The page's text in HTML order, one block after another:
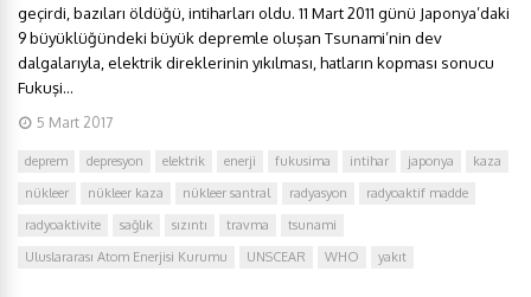
geçirdi, bazıları öldüğü, intiharları oldu. 11 Mart 2011 günü Japonya’daki
9 büyüklüğündeki büyük depremle oluşan Tsunami’nin dev
dalgalarıyla, elektrik direklerinin yıkılması, hatların kopması sonucu
Fukuşi...
5 Mart 2017
deprem depresyon elektrik enerji fukusima intihar japonya
kaza
nükleer
nükleer kaza nükleer santral radyasyon
radyoaktif madde
radyoaktivite
sağlık sızıntı travma
tsunami
Uluslararası Atom Enerjisi Kurumu
UNSCEAR WHO yakıt